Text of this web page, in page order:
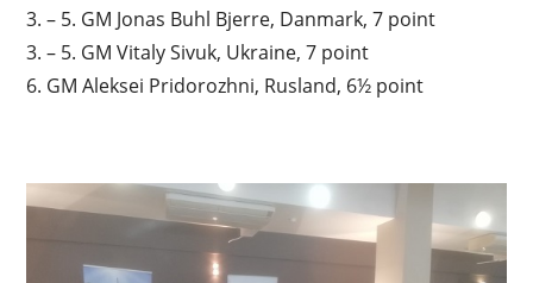
3. – 5. GM Jonas Buhl Bjerre, Danmark, 7 point
3. – 5. GM Vitaly Sivuk, Ukraine, 7 point
6. GM Aleksei Pridorozhni, Rusland, 6½ point